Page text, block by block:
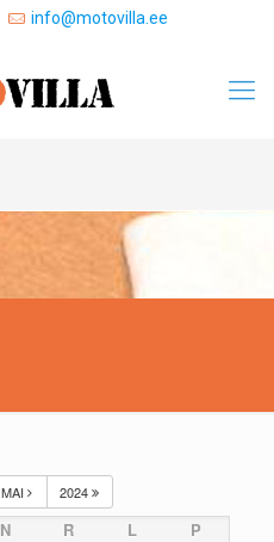
info@motovilla.ee
MAI 2024
N R L P